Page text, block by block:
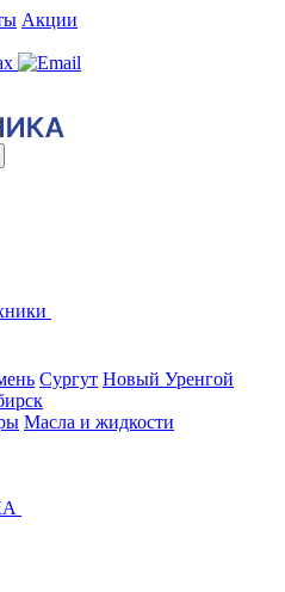
Акции
Сургут Новый Уренгой
Масла и жидкости